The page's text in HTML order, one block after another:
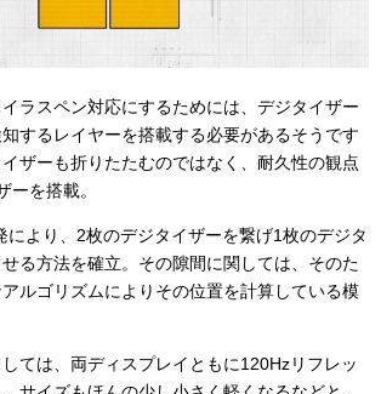
ラスペン対応にするためには、デジタイザー
するレイヤーを搭載する必要があるそうです
ザーも折りたたむのではなく、耐久性の観点
ーを搭載。
により、2枚のデジタイザーを繋げ1枚のデジタ
る方法を確立。その隙間に関しては、そのた
ルゴリズムによりその位置を計算している模
ては、両ディスプレイともに120Hzリフレッ